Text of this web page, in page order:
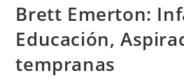
Brett Emerton:
Educación,
tempranas